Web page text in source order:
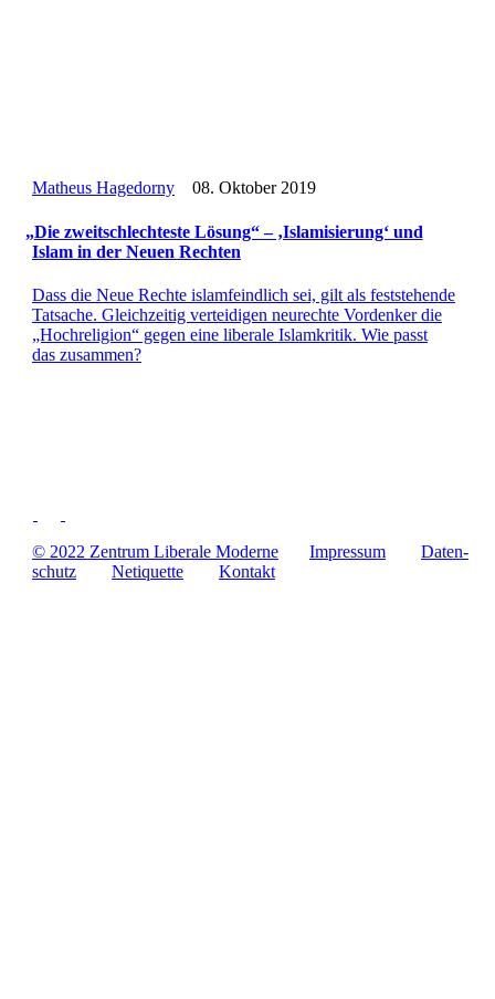
Matheus Hagedorny 08. Oktober 2019
„Die zweit­schlech­teste Lösung“ – ‚Isla­mi­sie­rung‘ und
Islam in der Neuen Rechten
Dass die Neue Rechte islam­feind­lich sei, gilt als fest­ste­hende
Tat­sa­che. Gleich­zei­tig ver­tei­di­gen neu­rechte Vor­den­ker die
„Hoch­re­li­gion“ gegen eine libe­rale Islam­kri­tik. Wie passt
das zusammen?
© 2022 Zentrum Libe­rale Moderne Impres­sum
Daten­
schutz
Neti­quette Kontakt